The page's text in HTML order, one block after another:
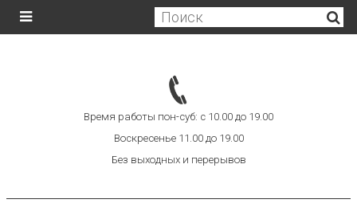
Время работы пон-суб: с 10.00 до 19.00
Воскресенье 11.00 до 19.00
Без выходных и перерывов